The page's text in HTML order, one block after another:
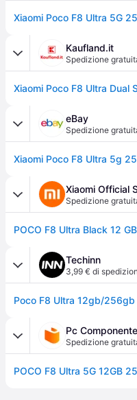
Kaufland.it
Spedizione
eBay
Spedizione
Xiaomi Official
Spedizione
Techinn
3,99 € di
Pc
Spedizione